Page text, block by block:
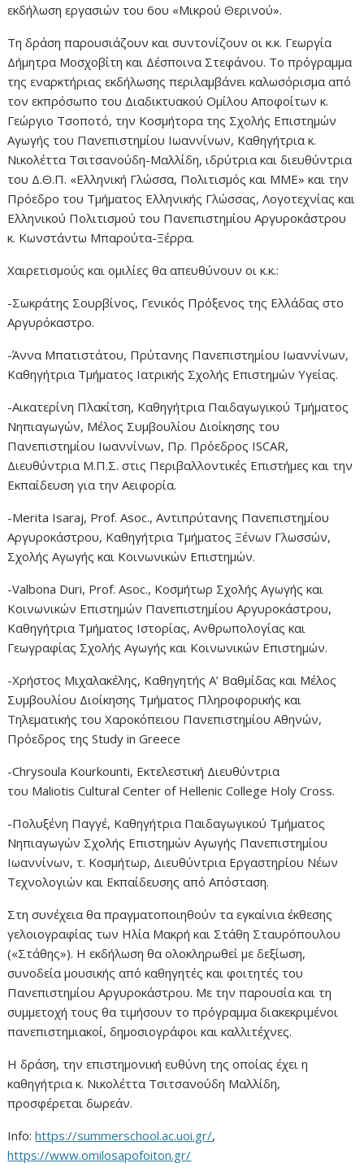
εκδήλωση εργασιών του 6ου «Μικρού Θερινού».
Τη δράση παρουσιάζουν και συντονίζουν οι κ.κ. Γεωργία
Δήμητρα Μοσχοβίτη και Δέσποινα Στεφάνου. Το πρόγραμμα
της εναρκτήριας εκδήλωσης περιλαμβάνει καλωσόρισμα από
τον εκπρόσωπο του Διαδικτυακού Ομίλου Αποφοίτων κ.
Γεώργιο Τσοποτό, την Κοσμήτορα της Σχολής Επιστημών
Αγωγής του Πανεπιστημίου Ιωαννίνων, Καθηγήτρια κ.
Νικολέττα Τσιτσανούδη-Μαλλίδη, ιδρύτρια και διευθύντρια
του Δ.Θ.Π. «Ελληνική Γλώσσα, Πολιτισμός και ΜΜΕ» και την
Πρόεδρο του Τμήματος Ελληνικής Γλώσσας, Λογοτεχνίας και
Ελληνικού Πολιτισμού του Πανεπιστημίου Αργυροκάστρου
κ. Κωνστάντω Μπαρούτα-Ξέρρα.
Χαιρετισμούς και ομιλίες θα απευθύνουν οι κ.κ.:
-Σωκράτης Σουρβίνος, Γενικός Πρόξενος της Ελλάδας στο
Αργυρόκαστρο.
-Άννα Μπατιστάτου, Πρύτανης Πανεπιστημίου Ιωαννίνων,
Καθηγήτρια Τμήματος Ιατρικής Σχολής Επιστημών Υγείας.
-Αικατερίνη Πλακίτση, Καθηγήτρια Παιδαγωγικού Τμήματος
Νηπιαγωγών, Μέλος Συμβουλίου Διοίκησης του
Πανεπιστημίου Ιωαννίνων, Πρ. Πρόεδρος ISCAR,
Διευθύντρια Μ.Π.Σ. στις Περιβαλλοντικές Επιστήμες και την
Εκπαίδευση για την Αειφορία.
-Merita Isaraj, Prof. Asoc., Αντιπρύτανης Πανεπιστημίου
Αργυροκάστρου, Καθηγήτρια Τμήματος Ξένων Γλωσσών,
Σχολής Αγωγής και Κοινωνικών Επιστημών.
-Valbona Duri, Prof. Asoc., Kοσμήτωρ Σχολής Αγωγής και
Κοινωνικών Επιστημών Πανεπιστημίου Αργυροκάστρου,
Καθηγήτρια Τμήματος Ιστορίας, Ανθρωπολογίας και
Γεωγραφίας Σχολής Αγωγής και Κοινωνικών Επιστημών.
-Χρήστος Μιχαλακέλης, Καθηγητής Α’ Βαθμίδας και Μέλος
Συμβουλίου Διοίκησης Τμήματος Πληροφορικής και
Τηλεματικής του Χαροκόπειου Πανεπιστημίου Αθηνών,
Πρόεδρος της Study in Greece
-Chrysoula Kourkounti, Εκτελεστική Διευθύντρια
του Maliotis Cultural Center of Hellenic College Holy Cross.
-Πολυξένη Παγγέ, Καθηγήτρια Παιδαγωγικού Τμήματος
Νηπιαγωγών Σχολής Επιστημών Αγωγής Πανεπιστημίου
Ιωαννίνων, τ. Κοσμήτωρ, Διευθύντρια Εργαστηρίου Νέων
Τεχνολογιών και Εκπαίδευσης από Απόσταση.
Στη συνέχεια θα πραγματοποιηθούν τα εγκαίνια έκθεσης
γελοιογραφίας των Ηλία Μακρή και Στάθη Σταυρόπουλου
(«Στάθης»). Η εκδήλωση θα ολοκληρωθεί με δεξίωση,
συνοδεία μουσικής από καθηγητές και φοιτητές του
Πανεπιστημίου Αργυροκάστρου. Με την παρουσία και τη
συμμετοχή τους θα τιμήσουν το πρόγραμμα διακεκριμένοι
πανεπιστημιακοί, δημοσιογράφοι και καλλιτέχνες.
Η δράση, την επιστημονική ευθύνη της οποίας έχει η
καθηγήτρια κ. Νικολέττα Τσιτσανούδη Μαλλίδη,
προσφέρεται δωρεάν.
Info:https://summerschool.ac.uoi.gr/,
https://www.omilosapofoiton.gr/